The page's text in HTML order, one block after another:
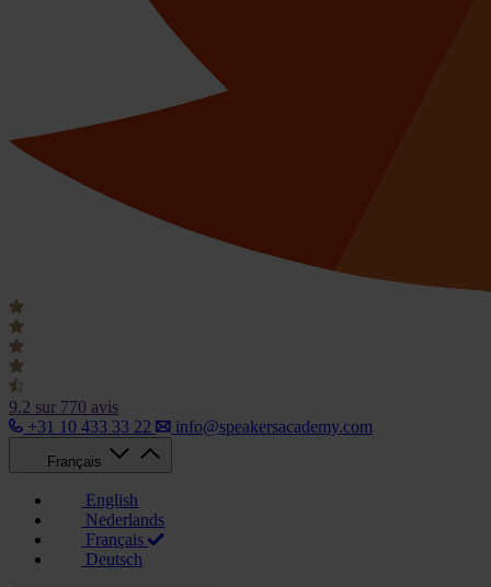
9.2 sur 770 avis
+31 10 433 33 22
info@speakersacademy.com
Français
English
Nederlands
Français
Deutsch